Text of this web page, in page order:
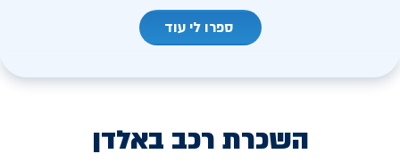
ספרו לי עוד
השכרת רכב באלדן